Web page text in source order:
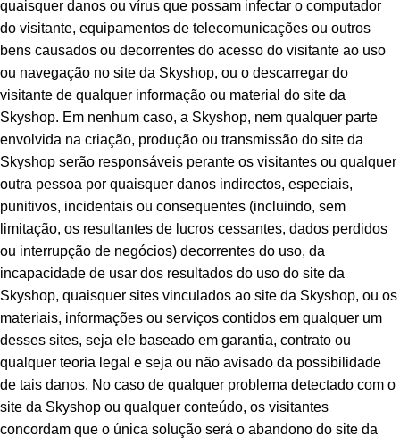
quaisquer danos ou vírus que possam infectar o computador
do visitante, equipamentos de telecomunicações ou outros
bens causados ou decorrentes do acesso do visitante ao uso
ou navegação no site da Skyshop, ou o descarregar do
visitante de qualquer informação ou material do site da
Skyshop. Em nenhum caso, a Skyshop, nem qualquer parte
envolvida na criação, produção ou transmissão do site da
Skyshop serão responsáveis perante os visitantes ou qualquer
outra pessoa por quaisquer danos indirectos, especiais,
punitivos, incidentais ou consequentes (incluindo, sem
limitação, os resultantes de lucros cessantes, dados perdidos
ou interrupção de negócios) decorrentes do uso, da
incapacidade de usar dos resultados do uso do site da
Skyshop, quaisquer sites vinculados ao site da Skyshop, ou os
materiais, informações ou serviços contidos em qualquer um
desses sites, seja ele baseado em garantia, contrato ou
qualquer teoria legal e seja ou não avisado da possibilidade
de tais danos. No caso de qualquer problema detectado com o
site da Skyshop ou qualquer conteúdo, os visitantes
concordam que o única solução será o abandono do site da